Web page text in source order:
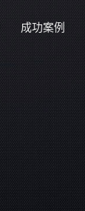
成功案例